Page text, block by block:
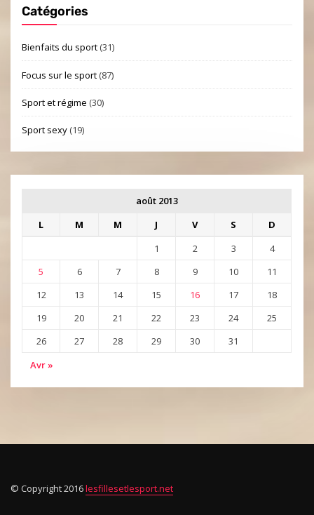
Catégories
Bienfaits du sport (31)
Focus sur le sport (87)
Sport et régime (30)
Sport sexy (19)
août 2013
L
M M J V S
D
1
2 3
4
5
6 7 8 9 10
11
12
13 14 15 16 17
18
19
20 21 22 23 24
25
26
27 28 29 30
31
Avr »
© Copyright 2016lesfillesetlesport.net